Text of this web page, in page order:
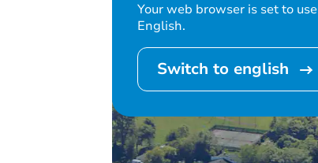
Your web browser is set to use
English.
Switch to english